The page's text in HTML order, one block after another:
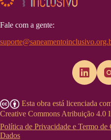
Fale com a gente:
Esta obra está licenciada
Creative Commons Atribuição 4.0
Política de Privacidade e Termo de
Dados